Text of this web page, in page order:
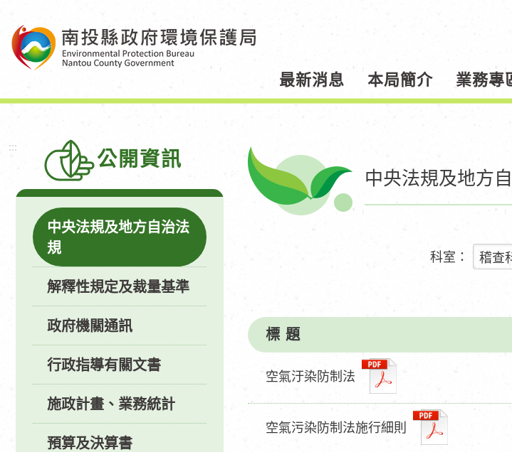
主
容
塊
最新消息 本局簡介 業務專
:::
公開資訊
中央法規及地方自治法
規
解釋性規定及裁量基準
政府機關通訊
行政指導有關文書
施政計畫、業務統計
預算及決算書
中央法規及地方
科室：
標 題
空氣汙染防制法
空氣污染防制法施行細則